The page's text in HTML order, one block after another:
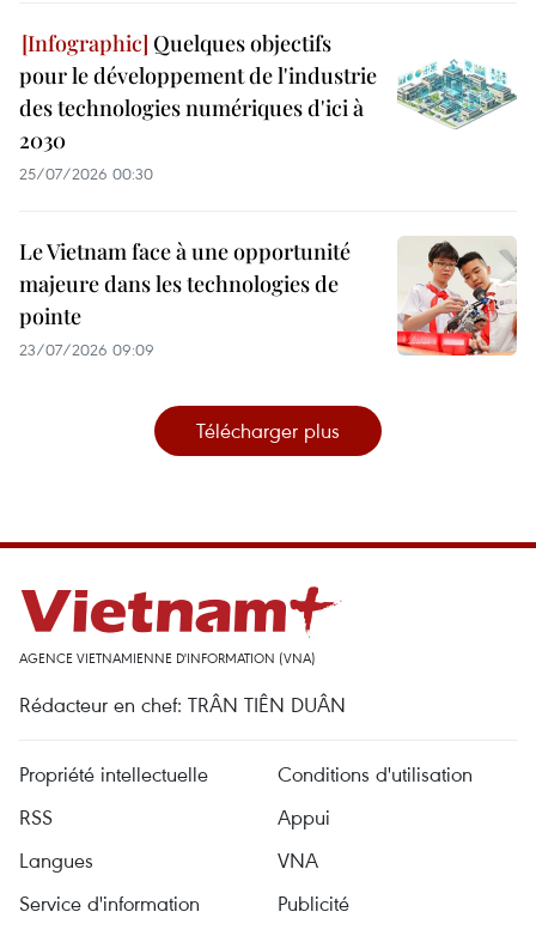
Quelques objectifs
pour le développement de l'industrie
des technologies numériques d'ici à
2030
25/07/2026 00:30
Le Vietnam face à une opportunité
majeure dans les technologies de
pointe
23/07/2026 09:09
Télécharger plus
AGENCE VIETNAMIENNE D'INFORMATION (VNA)
Rédacteur en chef: TRÂN TIÊN DUÂN
Propriété intellectuelle
Conditions d'utilisation
RSS
Appui
Langues
VNA
Service d'information
Publicité